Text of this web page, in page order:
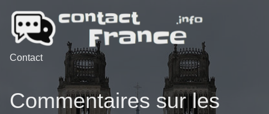
Contact
Commentaires sur les